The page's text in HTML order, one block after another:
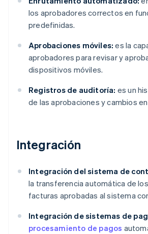
los aprobadores correctos en
predefinidas.
Aprobaciones móviles: es la
aprobadores para revisar y
dispositivos móviles.
Registros de auditoría: es un
de las aprobaciones y cambios
Integración
Integración del sistema de
la transferencia automática de
facturas aprobadas al sistema
Integración de sistemas de
procesamiento de pagos